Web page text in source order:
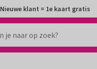
Nieuwe klant = 1e kaart gratis